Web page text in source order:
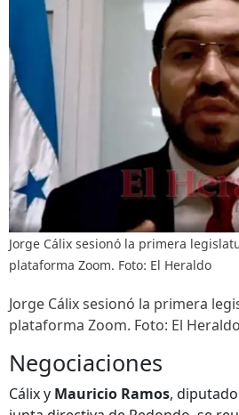
Jorge Cálix sesionó la primera
plataforma Zoom. Foto: El Heraldo
Jorge Cálix sesionó la primera
plataforma Zoom. Foto: El Heraldo
Negociaciones
Cálix y Mauricio Ramos,